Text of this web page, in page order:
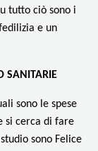
tutto ciò sono i
e un
SANITARIE
sono le spese
si cerca di fare
sono Felice